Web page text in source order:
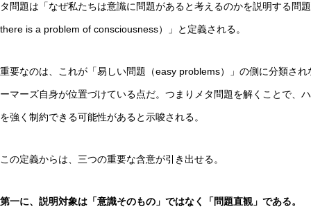
タ問題は「なぜ私たちは意識に問題があると考えるのかを説明する問
there is a problem of consciousness）」と定義される。
重要なのは、これが「易しい問題（easy problems）」の側に分類さ
ーマーズ自身が位置づけている点だ。つまりメタ問題を解くことで、
を強く制約できる可能性があると示唆される。
この定義からは、三つの重要な含意が引き出せる。
第一に、説明対象は「意識そのもの」ではなく「問題直観」である。